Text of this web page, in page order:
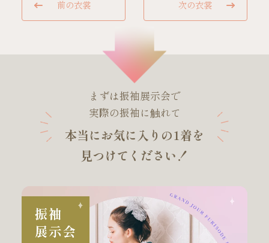
前の衣裳 次の衣裳
まずは振袖展示会で
実際の振袖に触れて
本当にお気に入りの1着を
見つけてください！